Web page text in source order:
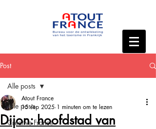
Post
Alle posts
Creative France
Alle posts
Dijon: hoofdstad van
Atout France
15 sep 2025 1 minuten om te lezen